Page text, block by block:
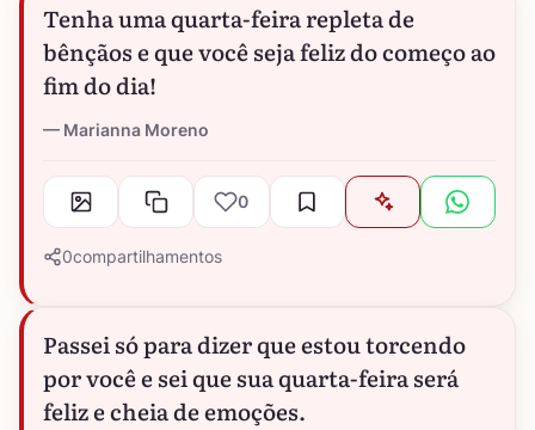
Tenha uma quarta-feira repleta de
bênçãos e que você seja feliz do começo ao
fim do dia!
Marianna Moreno
0
0compartilhamentos
Passei só para dizer que estou torcendo
por você e sei que sua quarta-feira será
feliz e cheia de emoções.